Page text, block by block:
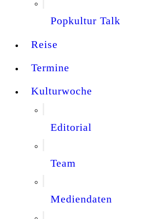
Popkultur Talk
Reise
Termine
Kulturwoche
Editorial
Team
Mediendaten